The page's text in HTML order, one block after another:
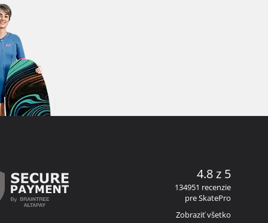
4.8 z 5
134951 recenzie
pre SkatePro
Zobraziť všetko